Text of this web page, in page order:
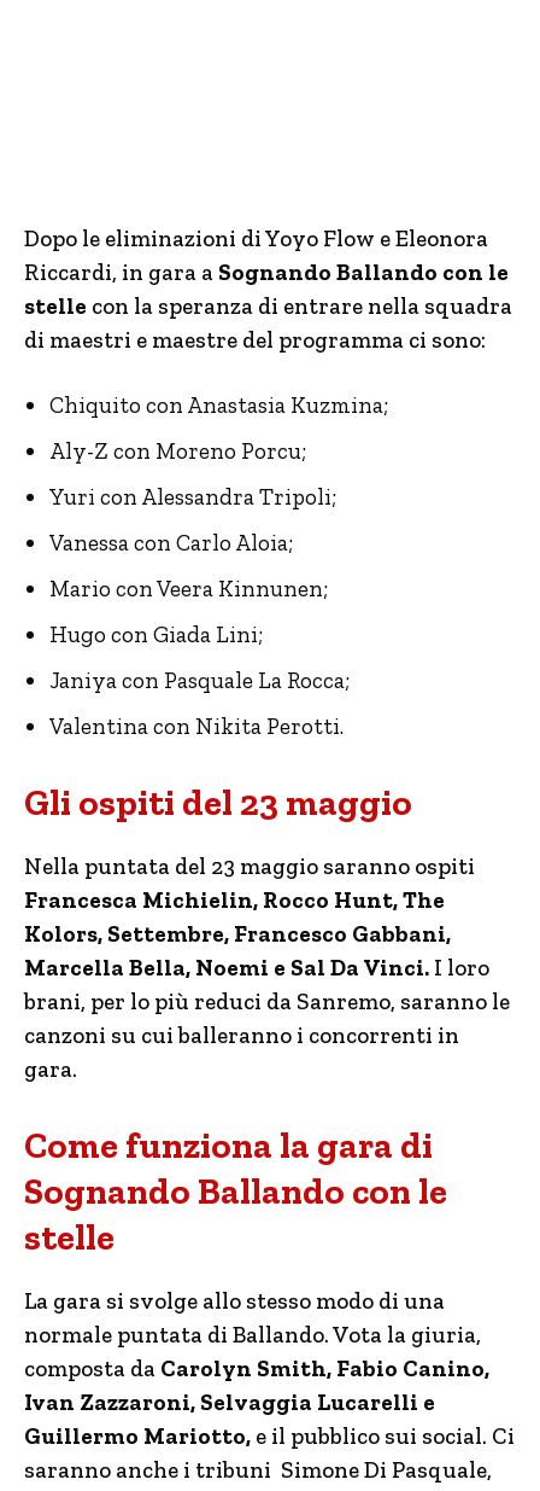
Dopo le eliminazioni di Yoyo Flow e Eleonora
Riccardi, in gara a Sognando Ballando con le
stelle con la speranza di entrare nella squadra
di maestri e maestre del programma ci sono:
Chiquito con Anastasia Kuzmina;
Aly-Z con Moreno Porcu;
Yuri con Alessandra Tripoli;
Vanessa con Carlo Aloia;
Mario con Veera Kinnunen;
Hugo con Giada Lini;
Janiya con Pasquale La Rocca;
Valentina con Nikita Perotti.
Gli ospiti del 23 maggio
Nella puntata del 23 maggio saranno ospiti
Francesca Michielin, Rocco Hunt, The
Kolors, Settembre, Francesco Gabbani,
Marcella Bella, Noemi e Sal Da Vinci. I loro
brani, per lo più reduci da Sanremo, saranno le
canzoni su cui balleranno i concorrenti in
gara.
Come funziona la gara di
Sognando Ballando con le
stelle
La gara si svolge allo stesso modo di una
normale puntata di Ballando. Vota la giuria,
composta da Carolyn Smith, Fabio Canino,
Ivan Zazzaroni, Selvaggia Lucarelli e
Guillermo Mariotto, e il pubblico sui social. Ci
saranno anche i tribuni Simone Di Pasquale,